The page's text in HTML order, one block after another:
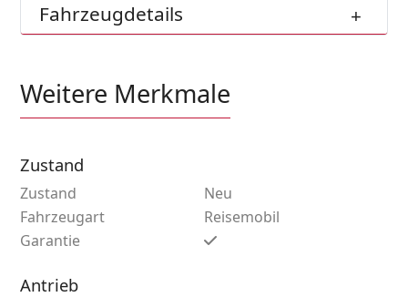
Fahrzeugdetails
Weitere Merkmale
Zustand
Zustand
Neu
Fahrzeugart
Reisemobil
Garantie
Antrieb